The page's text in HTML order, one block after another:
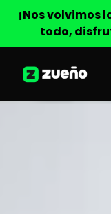
¡Nos volvimos
todo,